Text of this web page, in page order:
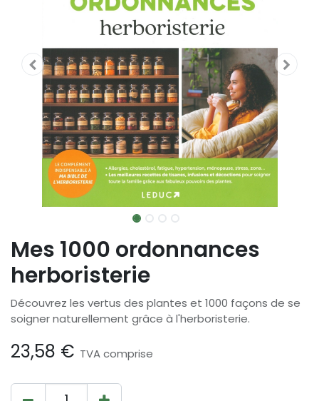
Mes 1000 ordonnances
herboristerie
Découvrez les vertus des plantes et 1000 façons de se
soigner naturellement grâce à l'herboristerie.
23,58 € TVA comprise